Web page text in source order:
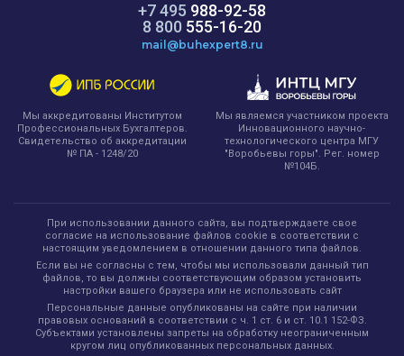
+7 495 988-92-58
8 800 555-16-20
mail@buhexpert8.ru
Мы аккредитованы Институтом
Профессиональных Бухгалтеров.
Свидетельство об аккредитации
№ ПА - 1248/20
Мы являемся участником проекта
Инновационного научно-
технологического центра МГУ
"Воробьевы горы". Рег. номер
№104Б.
При использовании данного сайта, вы подтверждаете свое
согласие на использование файлов cookie в соответствии с
настоящим уведомлением в отношении данного типа файлов.
Если вы не согласны с тем, чтобы мы использовали данный тип
файлов, то вы должны соответствующим образом установить
настройки вашего браузера или не использовать сайт
Персональные данные опубликованы на сайте при наличии
правовых оснований в соответствии с ч. 1 ст. 6 и ст. 10.1 152-ФЗ.
Субъектами установлены запреты на обработку неограниченным
кругом лиц опубликованных персональных данных.